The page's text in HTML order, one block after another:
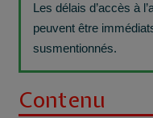
Les délais d’accès à
peuvent être
susmentionnés.
Contenu